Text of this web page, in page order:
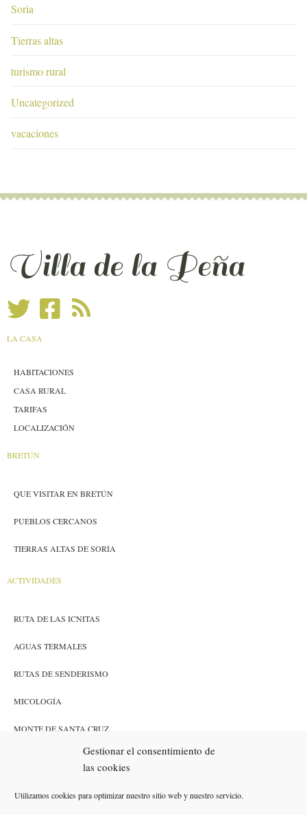
Gestionar el consentimiento de
las cookies
Utilizamos cookies para optimizar nuestro sitio web y nuestro servicio.
Soria
Tierras altas
turismo rural
Uncategorized
vacaciones
Villa de la Peña
LA CASA
HABITACIONES
CASA RURAL
TARIFAS
LOCALIZACIÓN
BRETÚN
QUE VISITAR EN BRETÚN
PUEBLOS CERCANOS
TIERRAS ALTAS DE SORIA
ACTIVIDADES
RUTA DE LAS ICNITAS
AGUAS TERMALES
RUTAS DE SENDERISMO
MICOLOGÍA
MONTE DE SANTA CRUZ